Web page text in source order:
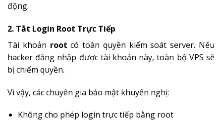
động.
2. Tắt Login Root Trực Tiếp
Tài khoản root có toàn quyền kiểm soát server. Nếu
hacker đăng nhập được tài khoản này, toàn bộ VPS sẽ
bị chiếm quyền.
Vì vậy, các chuyên gia bảo mật khuyến nghị:
Không cho phép login trực tiếp bằng root